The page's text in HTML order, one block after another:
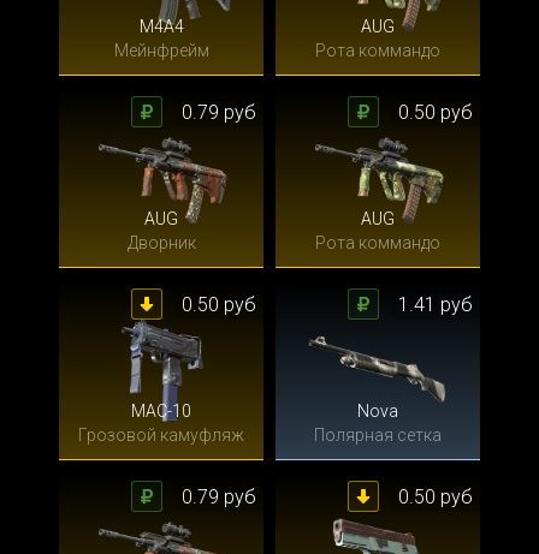
M4A4
Мейнфрейм
AUG
Рота коммандо
AUG
Дворник
0.79 руб
AUG
Рота коммандо
0.50 руб
MAC-10
Грозовой камуфляж
0.50 руб
Nova
Полярная сетка
1.41 руб
0.79 руб 0.50 руб